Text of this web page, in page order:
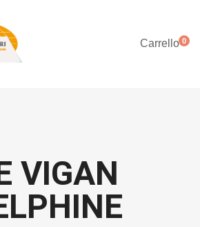
Carrello0
VIGAN